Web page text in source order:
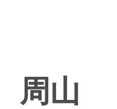
周山